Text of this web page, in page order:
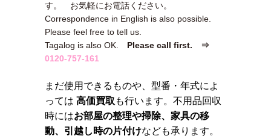
す。 お気軽にお電話ください。
Correspondence in English is also possible.
Please feel free to tell us.
Tagalog is also OK. Please call first. ⇒
0120-757-161
まだ使用できるものや、型番・年式によ
っては 高価買取 も行います。不用品回収
時にはお部屋の整理や掃除、家具の移
動、引越し時の片付けなども承ります。